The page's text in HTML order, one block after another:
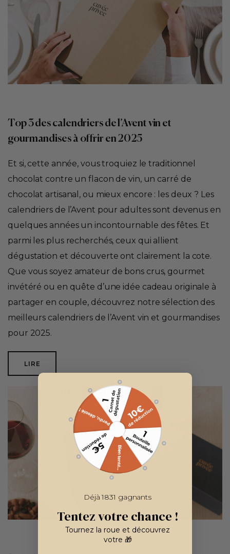
Top 3 des calendriers de l’Avent vin et
gourmandises à offrir en 2025
Et si, cette année, vous troquiez le traditionnel
chocolat contre un flacon de vin, un carré de
chocolat artisanal, ou mieux encore : les deux ? Les
calendriers de l’Avent pour adultes sont devenus en
quelques années un incontournable des fêtes. Et
parmi les plus recherchés, ceux qui allient
dégustation et découverte ont clairement la cote.
Que vous soyez amateur de bons crus, gourmet
invétéré ou en quête d’une idée cadeau originale à
partager en couple, découvrez notre sélection des
meilleurs calendriers de l’Avent vin et gourmandises
pour 2025.
LIRE
Déjà 1831 gagnants
Tentez votre chance !
Tournez la roue et découvrez
votre 🎁